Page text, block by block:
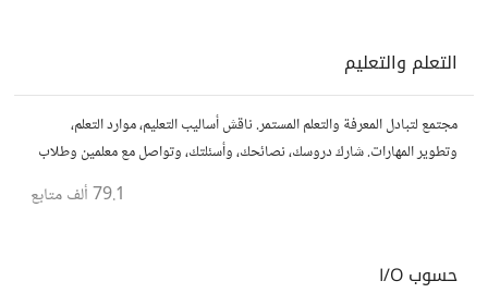
التعلم والتعليم
مجتمع لتبادل المعرفة والتعلم المستمر. ناقش أساليب التعليم، موارد التعلم،
وتطوير المهارات. شارك دروسك، نصائحك، وأسئلتك، وتواصل مع معلمين وطلاب
79.1 ألف متابع
حسوب I/O